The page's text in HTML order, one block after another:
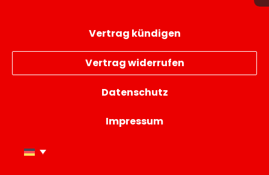
Vertrag kündigen
Vertrag widerrufen
Datenschutz
Impressum